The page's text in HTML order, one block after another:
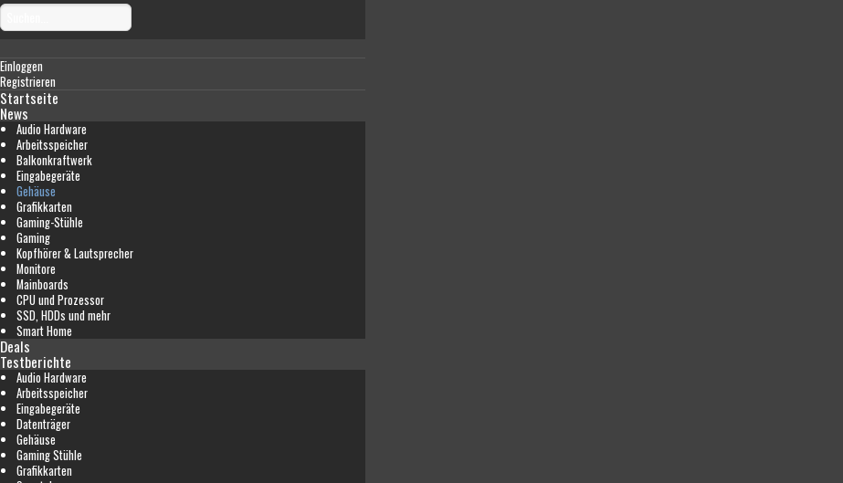
Einloggen
Registrieren
Startseite
News
Audio Hardware
Arbeitsspeicher
Balkonkraftwerk
Eingabegeräte
Gehäuse
Grafikkarten
Gaming-Stühle
Gaming
Kopfhörer & Lautsprecher
Monitore
Mainboards
CPU und Prozessor
SSD, HDDs und mehr
Smart Home
Deals
Testberichte
Audio Hardware
Arbeitsspeicher
Eingabegeräte
Datenträger
Gehäuse
Gaming Stühle
Grafikkarten